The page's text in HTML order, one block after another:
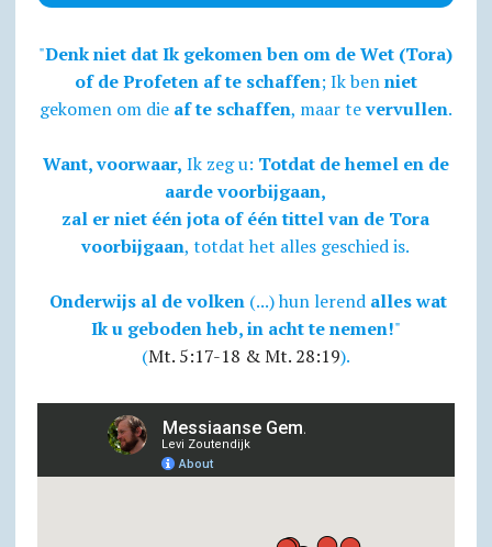
"Denk niet dat Ik gekomen ben om de Wet (Tora)
of de Profeten af te schaffen; Ik benniet
gekomen om die af te schaffen, maar tevervullen.
Want, voorwaar, Ik zeg u: Totdat de hemel en de
aarde voorbijgaan,
zal er niet één jota of één tittel van de Tora
voorbijgaan, totdat het alles geschied is.
Onderwijs al de volken(...) hun lerend alles wat
Ik u geboden heb, in acht te nemen!"
(Mt. 5:17-18 & Mt. 28:19).